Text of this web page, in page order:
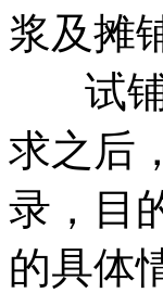
浆及摊
试
求之后
录，目
的具体